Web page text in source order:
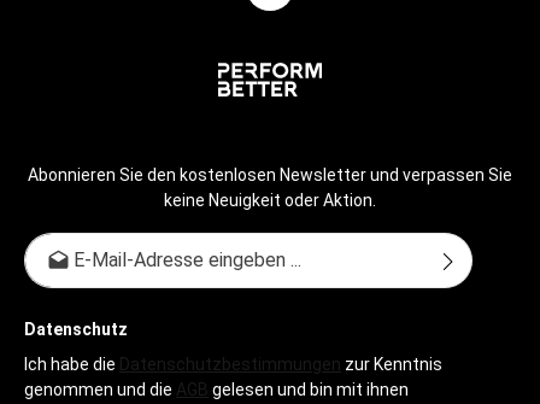
Abonnieren Sie den kostenlosen Newsletter und verpassen Sie
keine Neuigkeit oder Aktion.
Datenschutz
Ich habe die Datenschutzbestimmungen zur Kenntnis
genommen und die AGB gelesen und bin mit ihnen